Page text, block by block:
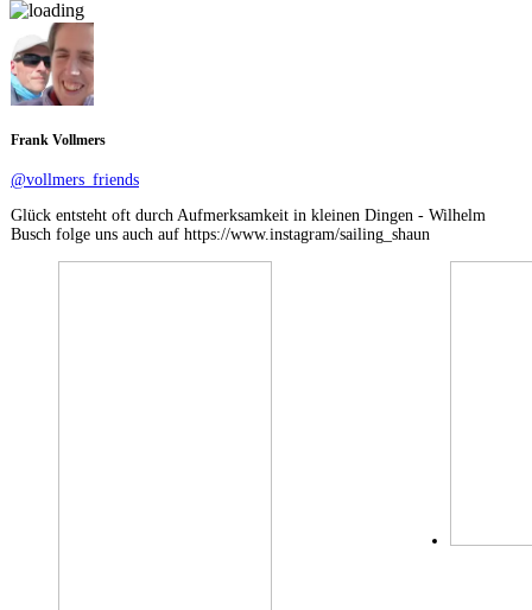
Frank Vollmers
@vollmers_friends
Glück entsteht oft durch Aufmerksamkeit in kleinen Dingen - Wilhelm
Busch folge uns auch auf https://www.instagram/sailing_shaun